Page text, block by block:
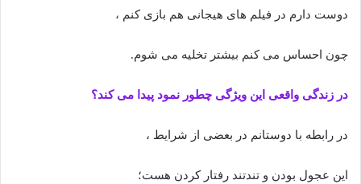
دوست دارم در فیلم های هیجانی هم بازی کنم ،
چون احساس می کنم بیشتر تخلیه می شوم.
در زندگی واقعی این ویژگی چطور نمود پیدا می کند؟
در رابطه با دوستانم در بعضی از شرایط ،
این عجول بودن و تندتند رفتار کردن هست؛